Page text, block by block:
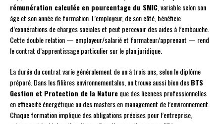
rémunération calculée en pourcentage du SMIC, variable selon son
âge et son année de formation. L’employeur, de son côté, bénéficie
d’exonérations de charges sociales et peut percevoir des aides à l’embauche.
Cette double relation — employeur/salarié et formateur/apprenant — rend
le contrat d’apprentissage particulier sur le plan juridique.
La durée du contrat varie généralement de un à trois ans, selon le diplôme
préparé. Dans les filières environnementales, on trouve aussi bien desBTS
Gestion et Protection de la Natureque des licences professionnelles
en efficacité énergétique ou des masters en management de l’environnement.
Chaque formation implique des obligations précises pour l’entreprise,